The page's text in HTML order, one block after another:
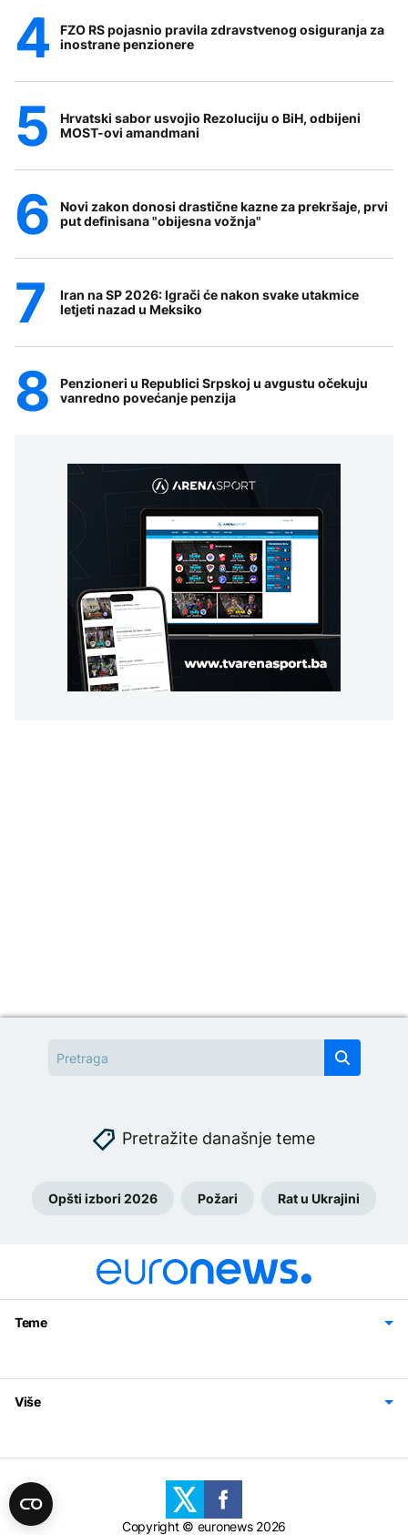
FZO RS pojasnio pravila zdravstvenog osiguranja za
inostrane penzionere
Hrvatski sabor usvojio Rezoluciju o BiH, odbijeni
MOST-ovi amandmani
Novi zakon donosi drastične kazne za prekršaje, prvi
put definisana "obijesna vožnja"
Iran na SP 2026: Igrači će nakon svake utakmice
letjeti nazad u Meksiko
Penzioneri u Republici Srpskoj u avgustu očekuju
vanredno povećanje penzija
Pretražite današnje teme
Opšti izbori 2026 Požari Rat u Ukrajini
Teme
Svijet
Sport
Magazin
Više
Politika privatnosti
Uslovi korišćenja
Copyright © euronews 2026